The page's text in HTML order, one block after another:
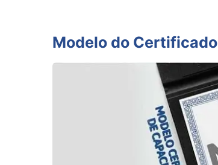
Modelo do Certificado